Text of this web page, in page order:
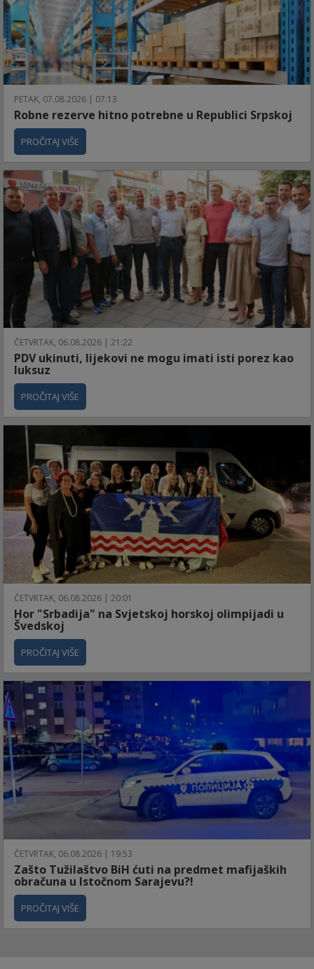
PETAK, 07.08.2026 | 07:13
Robne rezerve hitno potrebne u Republici Srpskoj
PROČITAJ VIŠE
ČETVRTAK, 06.08.2026 | 21:22
PDV ukinuti, lijekovi ne mogu imati isti porez kao
luksuz
PROČITAJ VIŠE
ČETVRTAK, 06.08.2026 | 20:01
Hor "Srbadija" na Svjetskoj horskoj olimpijadi u
Švedskoj
PROČITAJ VIŠE
ČETVRTAK, 06.08.2026 | 19:53
Zašto Tužilaštvo BiH ćuti na predmet mafijaških
obračuna u Istočnom Sarajevu?!
PROČITAJ VIŠE